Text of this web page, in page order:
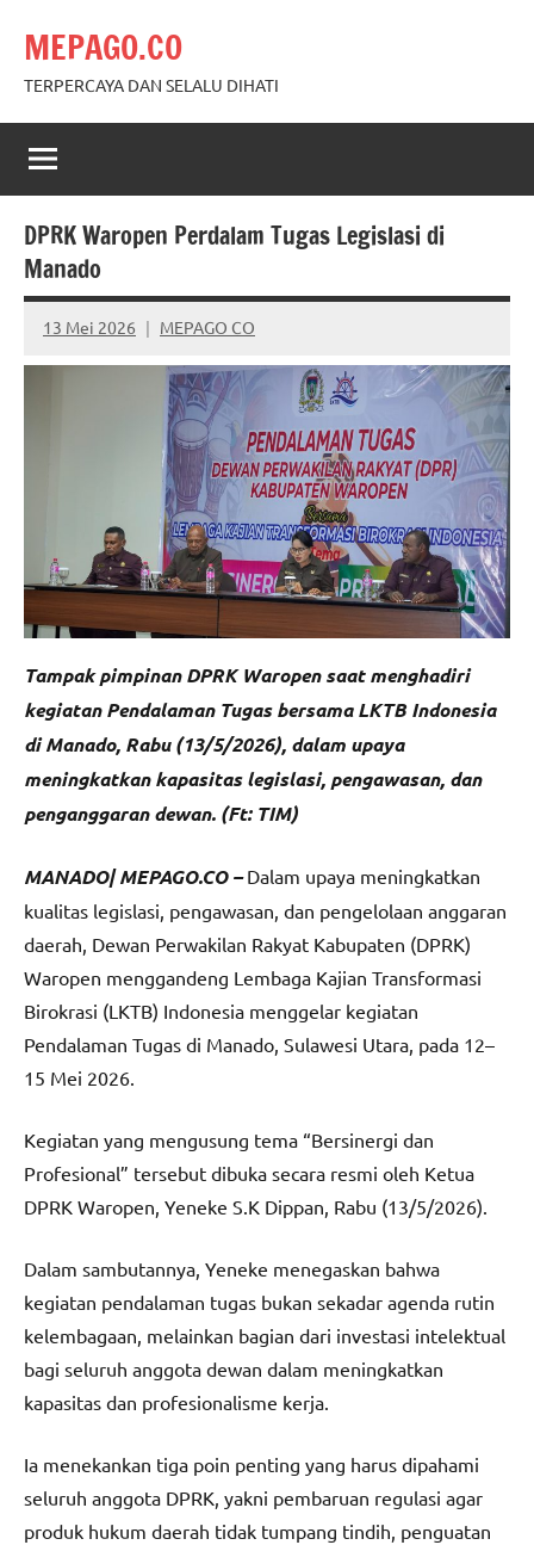
content
MEPAGO.CO
TERPERCAYA DAN SELALU DIHATI
DPRK Waropen Perdalam Tugas Legislasi di
Manado
13 Mei 2026 MEPAGO CO
No
comments
Tampak pimpinan DPRK Waropen saat menghadiri
kegiatan Pendalaman Tugas bersama LKTB Indonesia
di Manado, Rabu (13/5/2026), dalam upaya
meningkatkan kapasitas legislasi, pengawasan, dan
penganggaran dewan. (Ft: TIM)
MANADO| MEPAGO.CO – Dalam upaya meningkatkan
kualitas legislasi, pengawasan, dan pengelolaan anggaran
daerah, Dewan Perwakilan Rakyat Kabupaten (DPRK)
Waropen menggandeng Lembaga Kajian Transformasi
Birokrasi (LKTB) Indonesia menggelar kegiatan
Pendalaman Tugas di Manado, Sulawesi Utara, pada 12–
15 Mei 2026.
Kegiatan yang mengusung tema “Bersinergi dan
Profesional” tersebut dibuka secara resmi oleh Ketua
DPRK Waropen, Yeneke S.K Dippan, Rabu (13/5/2026).
Dalam sambutannya, Yeneke menegaskan bahwa
kegiatan pendalaman tugas bukan sekadar agenda rutin
kelembagaan, melainkan bagian dari investasi intelektual
bagi seluruh anggota dewan dalam meningkatkan
kapasitas dan profesionalisme kerja.
Ia menekankan tiga poin penting yang harus dipahami
seluruh anggota DPRK, yakni pembaruan regulasi agar
produk hukum daerah tidak tumpang tindih, penguatan